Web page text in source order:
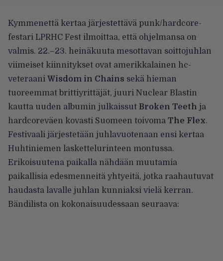
Kymmenettä kertaa järjestettävä punk/hardcore-
festari LPRHC Fest ilmoittaa, että ohjelmansa on
valmis. 22.–23. heinäkuuta mesottavan soittojuhlan
viimeiset kiinnitykset ovat amerikkalainen hc-
veteraani Wisdom in Chains sekä hieman
tuoreemmat brittiyrittäjät, juuri Nuclear Blastin
kautta uuden albumin julkaissut Broken Teeth ja
hardcoreväen kovasti Suomeen toivoma The Flex.
Festivaali järjestetään juhlavuotenaan ensi kertaa
Huhtiniemen laskettelurinteen montussa.
Erikoisuutena paikalla nähdään muutamia
paikallisia edesmenneitä yhtyeitä, jotka raahautuvat
haudasta lavalle juhlan kunniaksi vielä kerran.
Bändilista on kokonaisuudessaan seuraava: